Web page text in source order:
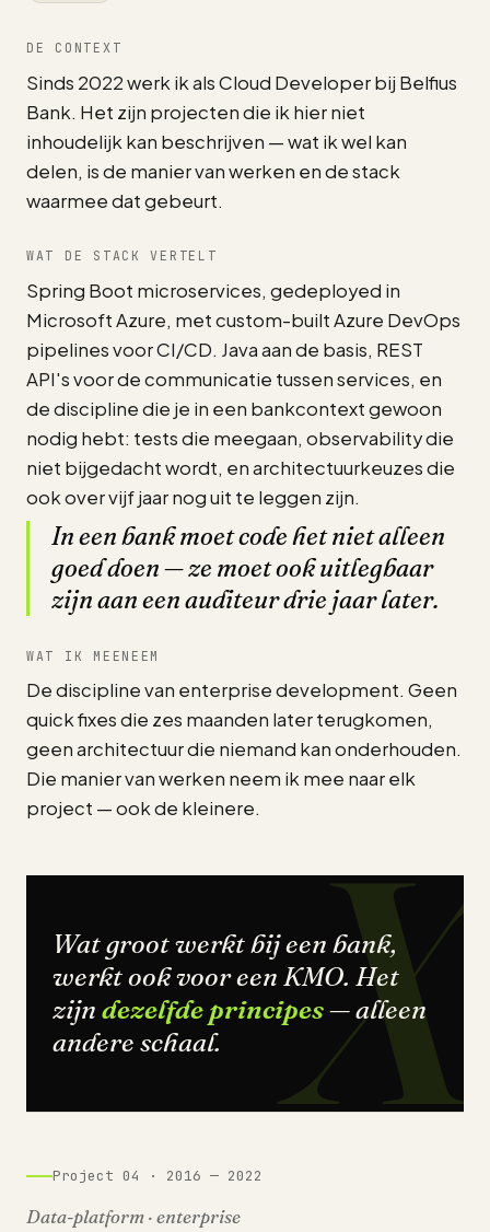
DE CONTEXT
Sinds 2022 werk ik als Cloud Developer bij Belfius
Bank. Het zijn projecten die ik hier niet
inhoudelijk kan beschrijven — wat ik wel kan
delen, is de manier van werken en de stack
waarmee dat gebeurt.
WAT DE STACK VERTELT
Spring Boot microservices, gedeployed in
Microsoft Azure, met custom-built Azure DevOps
pipelines voor CI/CD. Java aan de basis, REST
API's voor de communicatie tussen services, en
de discipline die je in een bankcontext gewoon
nodig hebt: tests die meegaan, observability die
niet bijgedacht wordt, en architectuurkeuzes die
ook over vijf jaar nog uit te leggen zijn.
In een bank moet code het niet alleen
goed doen — ze moet ook uitlegbaar
zijn aan een auditeur drie jaar later.
WAT IK MEENEEM
De discipline van enterprise development. Geen
quick fixes die zes maanden later terugkomen,
geen architectuur die niemand kan onderhouden.
Die manier van werken neem ik mee naar elk
project — ook de kleinere.
X
Wat groot werkt bij een bank,
werkt ook voor een KMO. Het
zijn dezelfde principes— alleen
andere schaal.
Project 04 · 2016 — 2022
Data-platform · enterprise